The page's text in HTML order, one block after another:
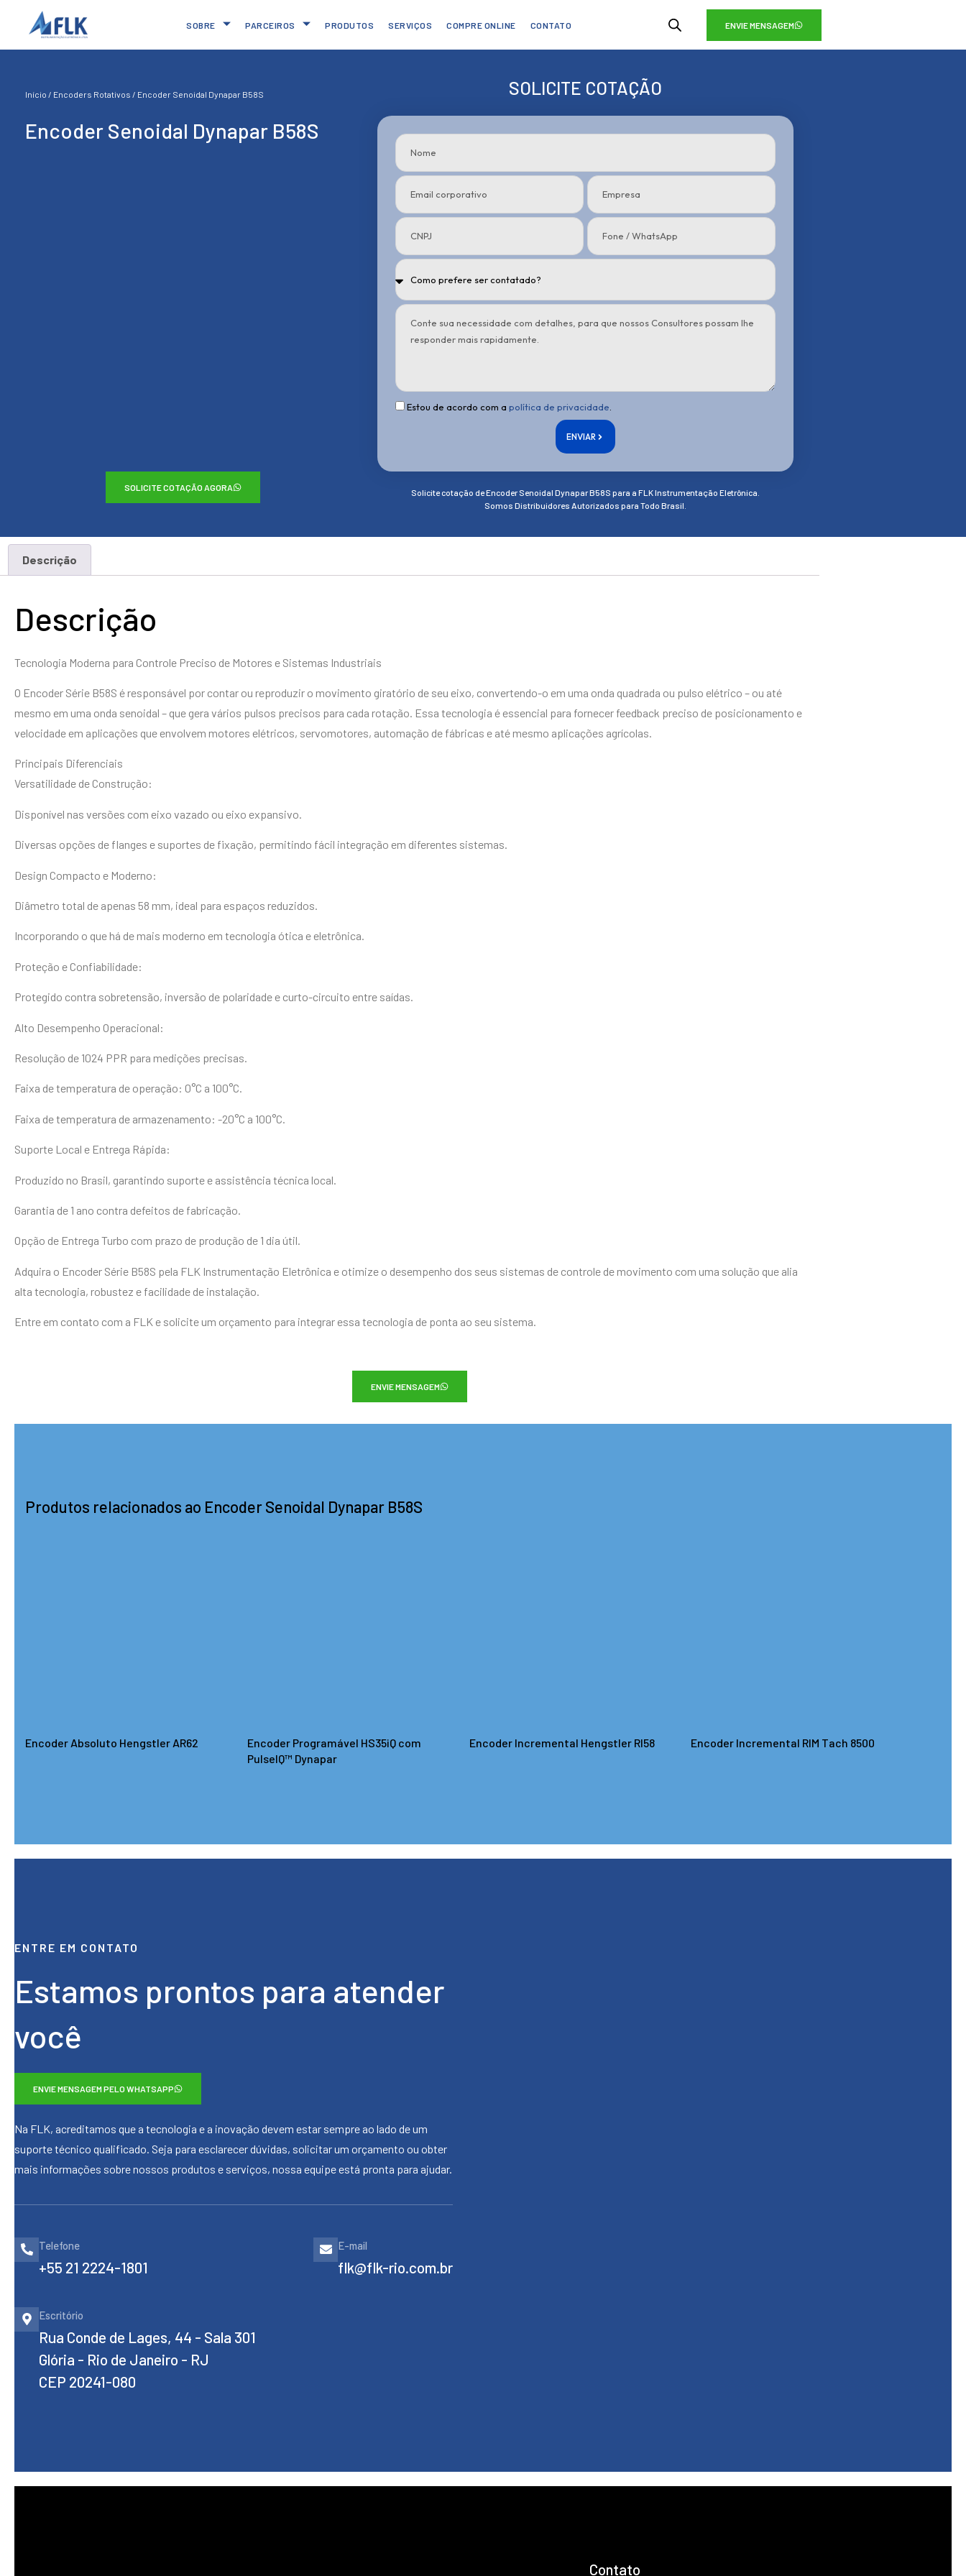
SOBRE PARCEIROS PRODUTOS SERVIÇOS COMPRE ONLINE CONTATO ENVIE MENSAGEM
Início / Encoders Rotativos / Encoder Senoidal Dynapar B58S
Encoder Senoidal Dynapar B58S
SOLICITE COTAÇÃO AGORA
SOLICITE COTAÇÃO
Estou de acordo com a política de privacidade.
ENVIAR
Solicite cotação de Encoder Senoidal Dynapar B58S para a FLK Instrumentação Eletrônica.
Somos Distribuidores Autorizados para Todo Brasil.
Descrição
Descrição
Tecnologia Moderna para Controle Preciso de Motores e Sistemas Industriais
O Encoder Série B58S é responsável por contar ou reproduzir o movimento giratório de seu eixo, convertendo-o em uma onda quadrada ou pulso elétrico – ou até
mesmo em uma onda senoidal – que gera vários pulsos precisos para cada rotação. Essa tecnologia é essencial para fornecer feedback preciso de posicionamento e
velocidade em aplicações que envolvem motores elétricos, servomotores, automação de fábricas e até mesmo aplicações agrícolas.
Principais Diferenciais
Versatilidade de Construção:
Disponível nas versões com eixo vazado ou eixo expansivo.
Diversas opções de flanges e suportes de fixação, permitindo fácil integração em diferentes sistemas.
Design Compacto e Moderno:
Diâmetro total de apenas 58 mm, ideal para espaços reduzidos.
Incorporando o que há de mais moderno em tecnologia ótica e eletrônica.
Proteção e Confiabilidade:
Protegido contra sobretensão, inversão de polaridade e curto-circuito entre saídas.
Alto Desempenho Operacional:
Resolução de 1024 PPR para medições precisas.
Faixa de temperatura de operação: 0°C a 100°C.
Faixa de temperatura de armazenamento: -20°C a 100°C.
Suporte Local e Entrega Rápida:
Produzido no Brasil, garantindo suporte e assistência técnica local.
Garantia de 1 ano contra defeitos de fabricação.
Opção de Entrega Turbo com prazo de produção de 1 dia útil.
Adquira o Encoder Série B58S pela FLK Instrumentação Eletrônica e otimize o desempenho dos seus sistemas de controle de movimento com uma solução que alia
alta tecnologia, robustez e facilidade de instalação.
Entre em contato com a FLK e solicite um orçamento para integrar essa tecnologia de ponta ao seu sistema.
ENVIE MENSAGEM
Produtos relacionados ao Encoder Senoidal Dynapar B58S
Encoder Absoluto Hengstler AR62
Encoder Programável HS35iQ com
PulseIQ™ Dynapar
Encoder Incremental Hengstler RI58 Encoder Incremental RIM Tach 8500
ENTRE EM CONTATO
Estamos prontos para atender
você
ENVIE MENSAGEM PELO WHATSAPP
Na FLK, acreditamos que a tecnologia e a inovação devem estar sempre ao lado de um
suporte técnico qualificado. Seja para esclarecer dúvidas, solicitar um orçamento ou obter
mais informações sobre nossos produtos e serviços, nossa equipe está pronta para ajudar.
Telefone
+55 21 2224-1801
E-mail
flk@flk-rio.com.br
Escritório
Rua Conde de Lages, 44 - Sala 301
Glória - Rio de Janeiro - RJ
CEP 20241-080
Contato